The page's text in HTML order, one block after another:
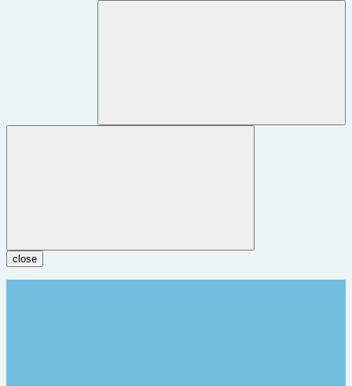
close